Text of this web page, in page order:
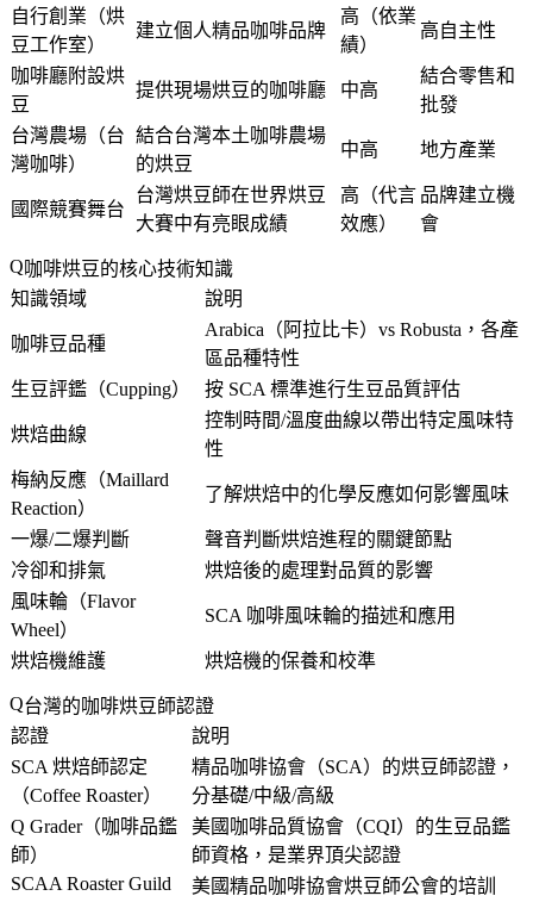
自行創業（烘
豆工作室）
建立個人精品咖啡品牌
高（依業
績）
高自主性
咖啡廳附設烘
豆
提供現場烘豆的咖啡廳 中高
結合零售和
批發
台灣農場（台
灣咖啡）
結合台灣本土咖啡農場
的烘豆
中高 地方產業
國際競賽舞台
台灣烘豆師在世界烘豆
大賽中有亮眼成績
高（代言
效應）
品牌建立機
會
咖啡烘豆的核心技術知識
知識領域
說明
咖啡豆品種
Arabica（阿拉比卡）vs Robusta，各產
區品種特性
生豆評鑑（Cupping）
按 SCA 標準進行生豆品質評估
烘焙曲線
控制時間/溫度曲線以帶出特定風味特
性
梅納反應（Maillard
Reaction）
了解烘焙中的化學反應如何影響風味
一爆/二爆判斷
聲音判斷烘焙進程的關鍵節點
冷卻和排氣
烘焙後的處理對品質的影響
風味輪（Flavor
Wheel）
SCA 咖啡風味輪的描述和應用
烘焙機維護 烘焙機的保養和校準
台灣的咖啡烘豆師認證
認證
說明
SCA 烘焙師認定
（Coffee Roaster）
精品咖啡協會（SCA）的烘豆師認證，
分基礎/中級/高級
Q Grader（咖啡品鑑
師）
美國咖啡品質協會（CQI）的生豆品鑑
師資格，是業界頂尖認證
SCAA Roaster Guild
美國精品咖啡協會烘豆師公會的培訓